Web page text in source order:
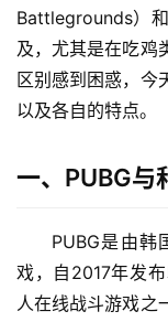
Battlegrounds）
及，尤其是在吃鸡
区别感到困惑，今
以及各自的特点。
一、PUBG与
PUBG是由韩
戏，自2017年发
人在线战斗游戏之